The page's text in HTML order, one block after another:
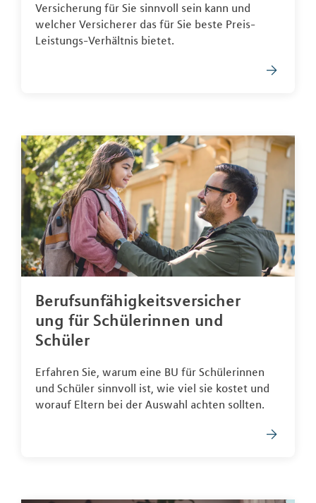
Versicherung für Sie sinnvoll sein kann und
welcher Versicherer das für Sie beste Preis-
Leistungs-Verhältnis bietet.
Berufsunfähigkeitsversicher
ung für Schülerinnen und
Schüler
Erfahren Sie, warum eine BU für Schülerinnen
und Schüler sinnvoll ist, wie viel sie kostet und
worauf Eltern bei der Auswahl achten sollten.